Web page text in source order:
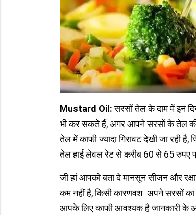
Mustard Oil:सरसों तेल के दाम में इन
भी कर सकते हैं, अगर आपने सरसों के तेल की
तेल में काफी ज्यादा गिरावट देखी जा रही
तेल हाई लेवल रेट से करीब 60 से 65 रुपए
जी हां आपको बता दे मानसून सीजन और
कम नहीं है, किसी कारणवश अपने सरसों
आपके लिए काफी आवश्यक है जानकारी के